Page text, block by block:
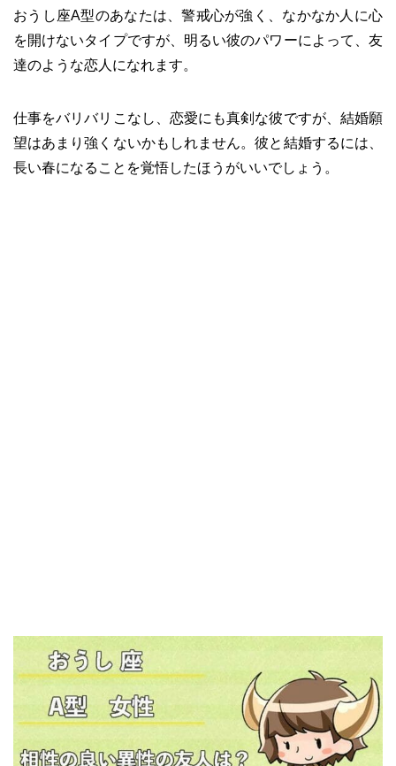
おうし座A型のあなたは、警戒心が強く、なかなか人に心
を開けないタイプですが、明るい彼のパワーによって、友
達のような恋人になれます。
仕事をバリバリこなし、恋愛にも真剣な彼ですが、結婚願
望はあまり強くないかもしれません。彼と結婚するには、
長い春になることを覚悟したほうがいいでしょう。